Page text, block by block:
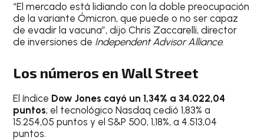
“El mercado está lidiando con la doble preocupación
de la variante Ómicron, que puede o no ser capaz
de evadir la vacuna”, dijo Chris Zaccarelli, director
de inversiones de Independent Advisor Alliance.
Los números en Wall Street
El índice Dow Jones cayó un 1,34% a 34.022,04
puntos; el tecnológico Nasdaq cedió 1,83% a
15.254,05 puntos y el S&P 500, 1,18%, a 4.513,04
puntos.